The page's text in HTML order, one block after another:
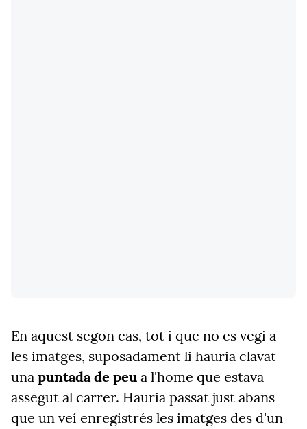
En aquest segon cas, tot i que no es vegi a
les imatges, suposadament li hauria clavat
una puntada de peu a l'home que estava
assegut al carrer. Hauria passat just abans
que un veí enregistrés les imatges des d'un